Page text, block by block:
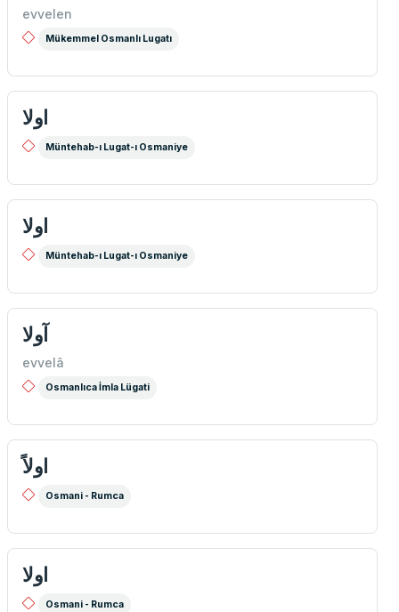
evvelen
Mükemmel Osmanlı Lugatı
اولا
Müntehab-ı Lugat-ı Osmaniye
اولا
Müntehab-ı Lugat-ı Osmaniye
آولا
evvelâ
Osmanlıca İmla Lügati
اولاً
Osmani - Rumca
اولا
Osmani - Rumca